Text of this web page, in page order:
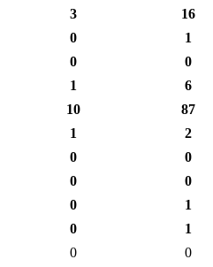
3
16
0
1
0
0
1
6
10
87
1
2
0
0
0
0
0
1
0
1
0
0